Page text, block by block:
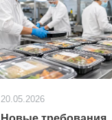
20.05.2026